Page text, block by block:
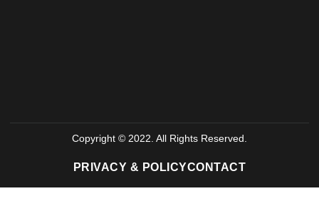
Copyright © 2022. All Rights Reserved.
PRIVACY & POLICYCONTACT